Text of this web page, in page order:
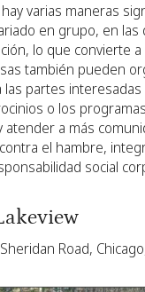
varias maneras
en grupo, en las
lo que convierte
también pueden
las partes
o los
atender a más
el hambre,
social
Road,